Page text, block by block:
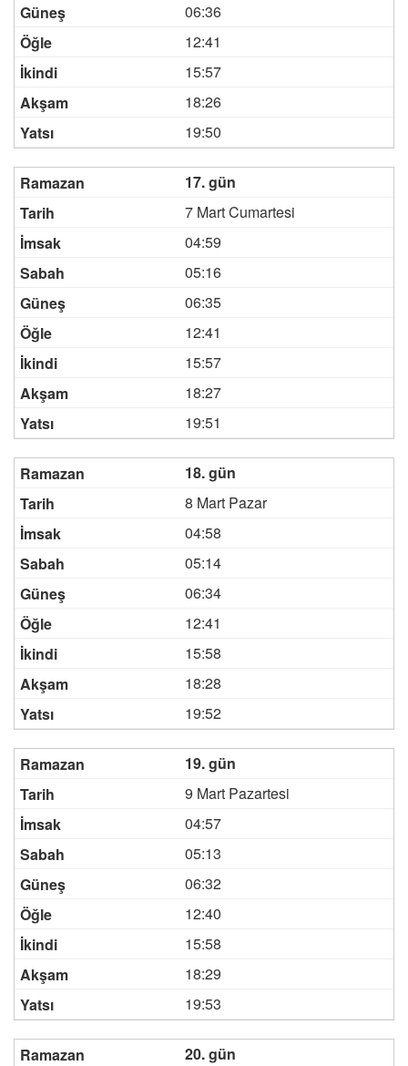
06:36
12:41
15:57
18:26
19:50
17. gün
7 Mart Cumartesi
04:59
05:16
06:35
12:41
15:57
18:27
19:51
18. gün
8 Mart Pazar
04:58
05:14
06:34
12:41
15:58
18:28
19:52
19. gün
9 Mart Pazartesi
04:57
05:13
06:32
12:40
15:58
18:29
19:53
20. gün